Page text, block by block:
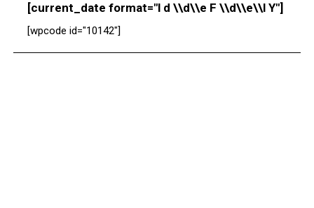
[current_date format="l d \\d\\e F \\d\\e\\l Y"]
[wpcode id="10142"]